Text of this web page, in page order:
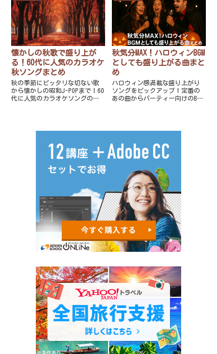
懐かしの秋歌で盛り上が
る！60代に人気のカラオケ
秋ソングまとめ
秋の季節にピッタリな切ない歌
から懐かしの昭和J-POPまで！60
代に人気のカラオケソングの中
ご紹介します。
秋気分MAX！ハロウィンBGM
としても盛り上がる曲まと
め
ハロウィン感満載な盛り上がり
ソングをピックアップ！定番の
あの曲からパーティー向けのBGM
っても良しの盛り上げおすすめ
に楽しみましょう！